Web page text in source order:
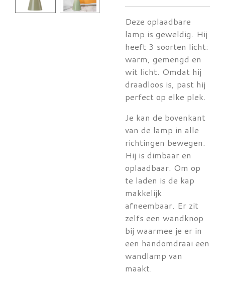
Deze oplaadbare
lamp is geweldig. Hij
heeft 3 soorten licht:
warm, gemengd en
wit licht. Omdat hij
draadloos is, past hij
perfect op elke plek.
Je kan de bovenkant
van de lamp in alle
richtingen bewegen.
Hij is dimbaar en
oplaadbaar. Om op
te laden is de kap
makkelijk
afneembaar. Er zit
zelfs een wandknop
bij waarmee je er in
een handomdraai een
wandlamp van
maakt.